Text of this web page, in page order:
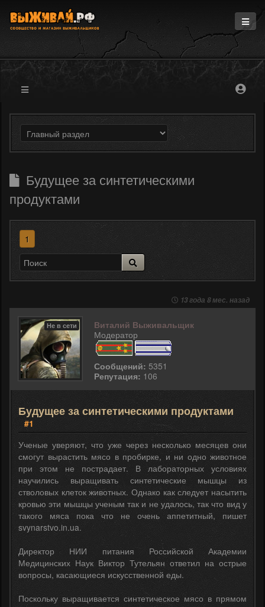
Информация
Магазин
Форум
Будущее за синтетическими
продуктами
1
13 года 8 мес. назад
Не в сети
Виталий Выживальщик
Модератор
Сообщений: 5351
Репутация: 106
Будущее за синтетическими продуктами
#1
Ученые уверяют, что уже через несколько месяцев они
смогут вырастить мясо в пробирке, и ни одно животное
при этом не пострадает. В лабораторных условиях
научились выращивать синтетические мышцы из
стволовых клеток животных. Однако как следует насытить
кровью эти мышцы ученым так и не удалось, так что вид у
такого мяса пока что не очень аппетитный, пишет
svynarstvo.in.ua.
Директор НИИ питания Российской Академии
Медицинских Наук Виктор Тутельян ответил на острые
вопросы, касающиеся искусственной еды.
Поскольку выращивается синтетическое мясо в прямом